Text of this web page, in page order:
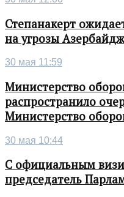
Степанакерт
на угрозы
30 мая 11:59
Министерство
распространило
Министерство
30 мая 10:44
С официальным
председатель